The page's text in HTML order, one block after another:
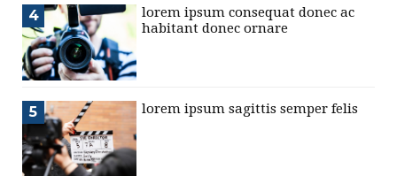
4
lorem ipsum consequat donec ac
habitant donec ornare
5 lorem ipsum sagittis semper felis